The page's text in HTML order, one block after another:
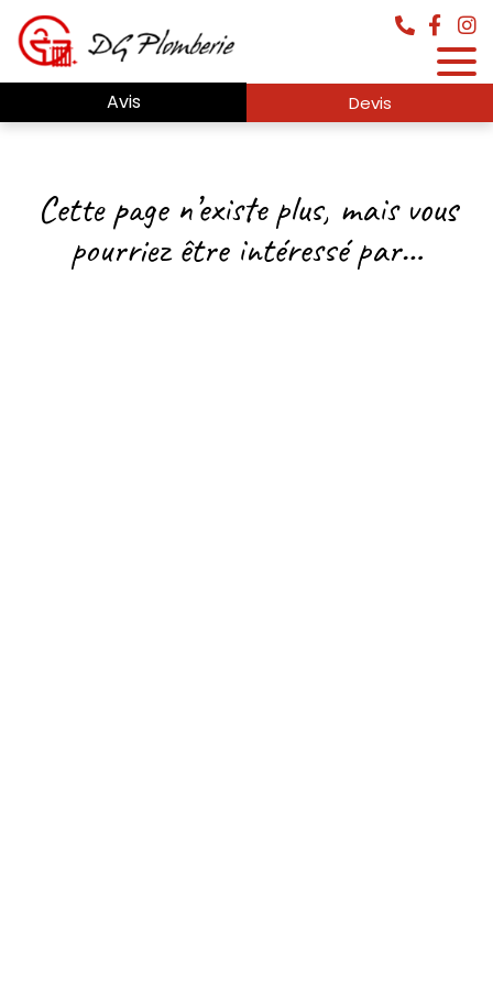
Avis Devis
Cette page n’existe plus, mais vous
pourriez être intéressé par…